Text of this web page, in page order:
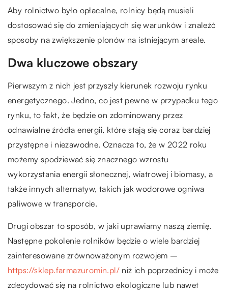
Aby rolnictwo było opłacalne, rolnicy będą musieli
dostosować się do zmieniających się warunków i znaleźć
sposoby na zwiększenie plonów na istniejącym areale.
Dwa kluczowe obszary
Pierwszym z nich jest przyszły kierunek rozwoju rynku
energetycznego. Jedno, co jest pewne w przypadku tego
rynku, to fakt, że będzie on zdominowany przez
odnawialne źródła energii, które stają się coraz bardziej
przystępne i niezawodne. Oznacza to, że w 2022 roku
możemy spodziewać się znacznego wzrostu
wykorzystania energii słonecznej, wiatrowej i biomasy, a
także innych alternatyw, takich jak wodorowe ogniwa
paliwowe w transporcie.
Drugi obszar to sposób, w jaki uprawiamy naszą ziemię.
Następne pokolenie rolników będzie o wiele bardziej
zainteresowane zrównoważonym rozwojem –
https://sklep.farmazuromin.pl/ niż ich poprzednicy i może
zdecydować się na rolnictwo ekologiczne lub nawet